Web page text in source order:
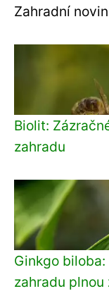
Zahradní
Biolit:
zahradu
Ginkgo
zahradu plnou